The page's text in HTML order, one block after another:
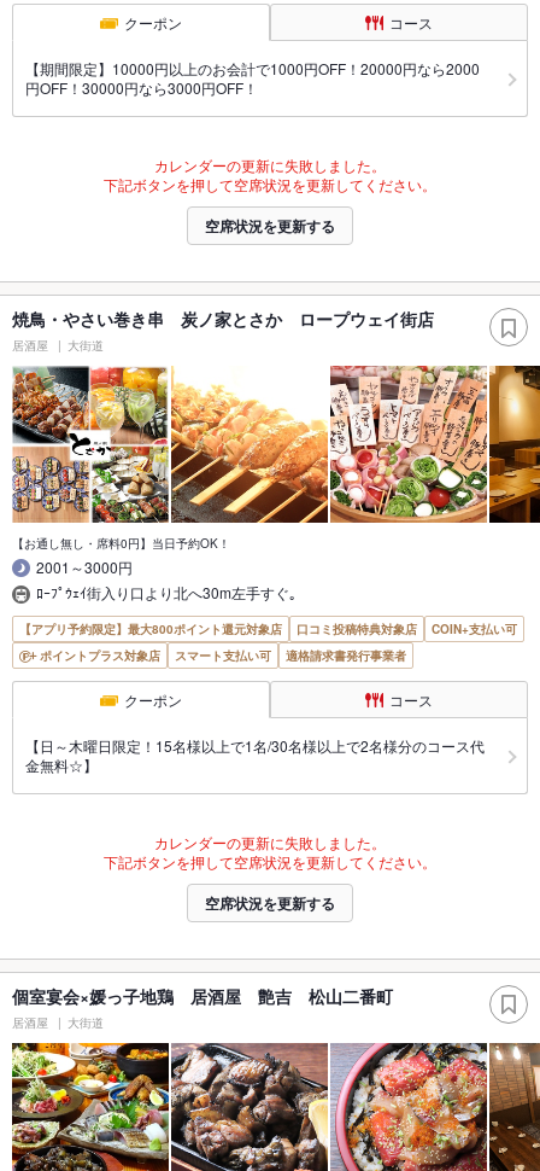
クーポン コース
【期間限定】10000円以上のお会計で1000円OFF！20000円なら2000
円OFF！30000円なら3000円OFF！
カレンダーの更新に失敗しました。
下記ボタンを押して空席状況を更新してください。
空席状況を更新する
焼鳥・やさい巻き串 炭ノ家とさか ロープウェイ街店
居酒屋 大街道
【お通し無し・席料0円】当日予約OK！
2001～3000円
ﾛｰﾌﾟｳｪｲ街入り口より北へ30m左手すぐ｡
【アプリ予約限定】最大800ポイント還元対象店 口コミ投稿特典対象店
COIN+支払い可
ポイントプラス対象店
スマート支払い可 適格請求書発行事業者
クーポン コース
【日～木曜日限定！15名様以上で1名/30名様以上で2名様分のコース代
金無料☆】
カレンダーの更新に失敗しました。
下記ボタンを押して空席状況を更新してください。
空席状況を更新する
個室宴会×媛っ子地鶏 居酒屋 艶吉 松山二番町
居酒屋 大街道